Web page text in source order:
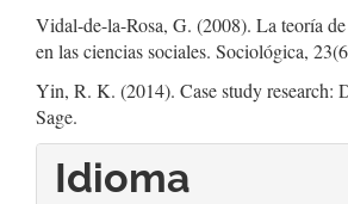
Vidal-de-la-Rosa, G. (2008). La teoría
en las ciencias sociales. Sociológica,
Yin, R. K. (2014). Case study research:
Sage.
Idioma